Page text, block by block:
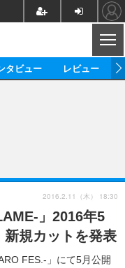
グッズ
海外
ビジネス
アーティスト
実写
イベント
タビュー レビュー
」2016年5
新規カットを発表
FES.-」にて5月公開
2016.2.11（木） 18:30